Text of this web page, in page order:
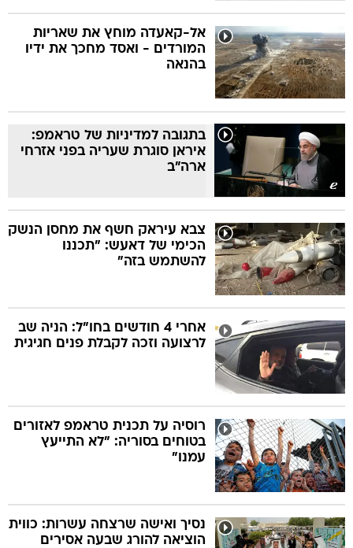
אל-קאעדה מוחץ את שאריות
המורדים - ואסד מחכך את ידיו
בהנאה
בתגובה למדיניות של טראמפ:
איראן סוגרת שעריה בפני אזרחי
ארה"ב
צבא עיראק חשף את מחסן הנשק
הכימי של דאעש: "תכננו
להשתמש בזה"
אחרי 4 חודשים בחו"ל: הניה שב
לרצועה וזכה לקבלת פנים חגיגית
רוסיה על תכנית טראמפ לאזורים
בטוחים בסוריה: "לא התייעץ
עמנו"
נסיך ואישה שרצחה עשרות: כווית
הוציאה להורג שבעה אסירים